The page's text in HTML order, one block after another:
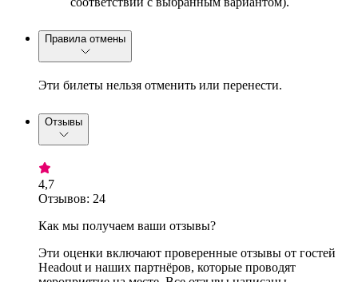
Правила отмены
Эти билеты нельзя отменить или перенести.
Отзывы
4,7
Отзывов: 24
Как мы получаем ваши отзывы?
Эти оценки включают проверенные отзывы от гостей
Headout и наших партнёров, которые проводят